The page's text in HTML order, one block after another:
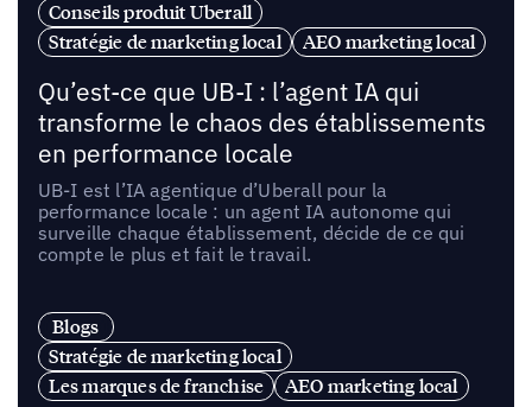
Conseils produit Uberall
Stratégie de marketing local
AEO marketing local
Qu’est-ce que UB-I : l’agent IA qui
transforme le chaos des établissements
en performance locale
UB-I est l’IA agentique d’Uberall pour la
performance locale : un agent IA autonome qui
surveille chaque établissement, décide de ce qui
compte le plus et fait le travail.
Blogs
Stratégie de marketing local
Les marques de franchise
AEO marketing local